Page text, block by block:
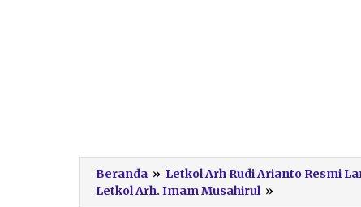
Beranda » Letkol Arh Rudi Arianto Resmi
Letkol Arh. Imam Musahirul »